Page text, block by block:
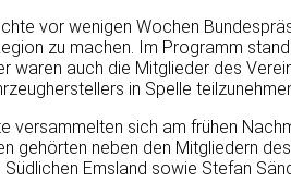
vor wenigen Wochen
zu machen. Im Programm
waren auch die Mitglieder des
in Spelle
sich am frühen
gehörten neben den Mitgliedern
Emsland sowie Stefan